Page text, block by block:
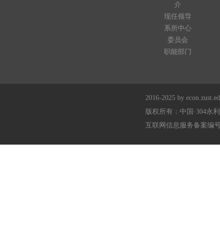
介
现任领导
系所中心
委员会
职能部门
2016-2025 by
版权所有：中国·304永
互联网信息服务备案编